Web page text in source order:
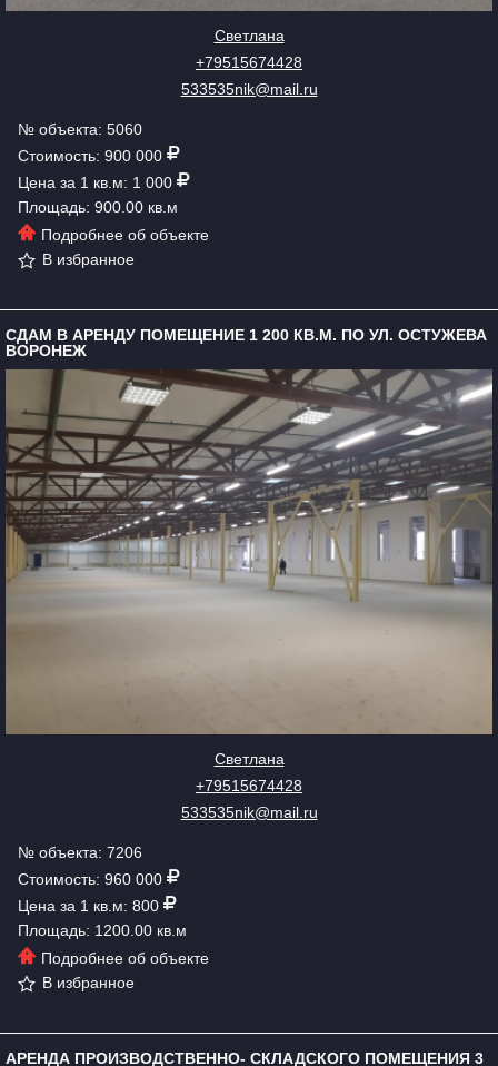
Светлана
+79515674428
533535nik@mail.ru
№ объекта: 5060
Стоимость: 900 000
Цена за 1 кв.м: 1 000
Площадь: 900.00 кв.м
Подробнее об объекте
В избранное
СДАМ В АРЕНДУ ПОМЕЩЕНИЕ 1 200 КВ.М. ПО УЛ. ОСТУЖЕВА
ВОРОНЕЖ
Светлана
+79515674428
533535nik@mail.ru
№ объекта: 7206
Стоимость: 960 000
Цена за 1 кв.м: 800
Площадь: 1200.00 кв.м
Подробнее об объекте
В избранное
АРЕНДА ПРОИЗВОДСТВЕННО- СКЛАДСКОГО ПОМЕЩЕНИЯ 3